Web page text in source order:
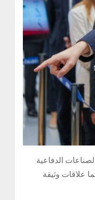
الدفاعية
علاقات وثيقة